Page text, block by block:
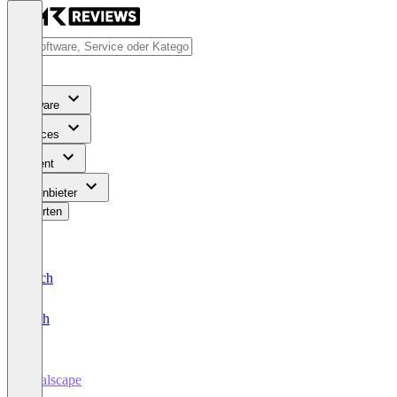
Software
Services
Content
Für Anbieter
Bewerten
Deutsch
English
Goalscape